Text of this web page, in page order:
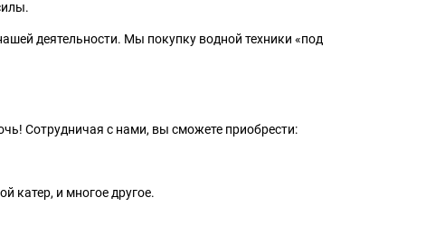
деятельности. Мы покупку водной техники «под
Сотрудничая с нами, вы сможете приобрести:
катер, и многое другое.